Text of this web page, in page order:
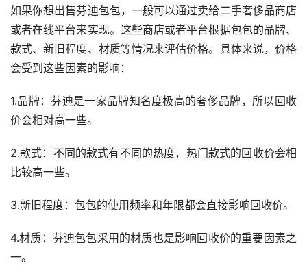
如果你想出售芬迪包包，一般可以通过卖给二手奢侈品商店
或者在线平台来实现。这些商店或者平台根据包包的品牌、
款式、新旧程度、材质等情况来评估价格。具体来说，价格
会受到这些因素的影响：
1.品牌：芬迪是一家品牌知名度极高的奢侈品牌，所以回收
价会相对高一些。
2.款式：不同的款式有不同的热度，热门款式的回收价会相
比较高一些。
3.新旧程度：包包的使用频率和年限都会直接影响回收价。
4.材质：芬迪包包采用的材质也是影响回收价的重要因素之
一。